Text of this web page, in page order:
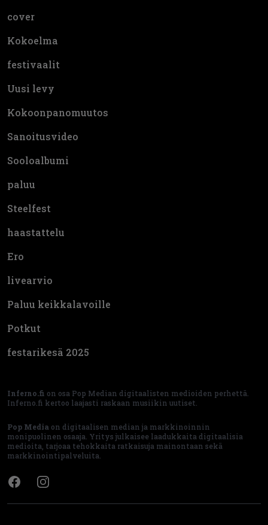
cover
Kokoelma
festivaalit
Uusi levy
Kokoonpanomuutos
Sanoitusvideo
Sooloalbumi
paluu
Steelfest
haastattelu
Ero
livearvio
Paluu keikkalavoille
Potkut
festarikesä 2025
Inferno.fi on osa Pop Median digitaalisten medioiden perhettä.
Inferno.fi kertoo laajasti raskaan musiikin uutiset.
Pop Media on digitaalisen median ja markkinoinnin
monipuolinen osaaja. Yritys julkaisee laadukkaita digitaalisia
medioita, tarjoaa tehokkaita ratkaisuja mainontaan sekä
markkinointipalveluita.
FacebookInstagram